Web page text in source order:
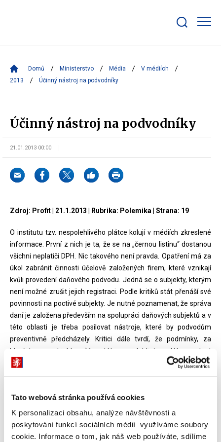
Tato webová stránka používá cookies
K personalizaci obsahu, analýze návštěvnosti a
poskytování funkcí sociálních médií využíváme soubory
cookie. Informace o tom, jak náš web používáte, sdílíme
bar
Domů Ministerstvo Média
V médiích
2013
Účinný nástroj na podvodníky
Účinný nástroj na podvodníky
21.01.2013 00:00
Zdroj: Profit | 21.1.2013 | Rubrika: Polemika | Strana: 19
O institutu tzv. nespolehlivého plátce kolují v médiích zkreslené
informace. První z nich je ta, že se na „černou listinu“ dostanou
všichni neplatiči DPH. Nic takového není pravda. Opatření má za
úkol zabránit činnosti účelově založených firem, které vznikají
kvůli provedení daňového podvodu. Jedná se o subjekty, kterým
není možné zrušit jejich registraci. Podle kritiků stát přenáší své
povinnosti na poctivé subjekty. Je nutné poznamenat, že správa
daní je založena především na spolupráci daňových subjektů a v
této oblasti je třeba posilovat nástroje, které by podvodům
preventivně předcházely. Kritici dále tvrdí, že podmínky, za
kterých se subjekt může stát nespolehlivým plátcem, text
zákona vymezuje velice vágně. Možnosti podvodníků jsou však
kterými je možno pružněji reagovat na měnící se formy podvodů.
Příliš přesná legislativní formulace má za následek nutnost
častých novel se zpožděním reagujících na aktuální situaci. V této
souvislosti Generální finanční ředitelstvívydalo na svých